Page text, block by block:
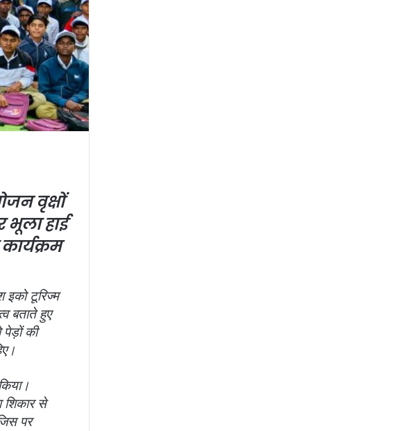
वृक्षों
भूला हाई
इको टूरिज्म
बताते हुए
की
शिकार से
पर